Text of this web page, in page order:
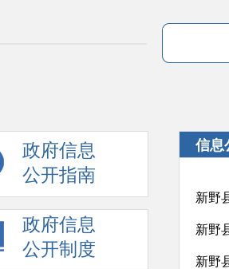
政府信息
公开指南
政府信息
公开制度
信息
新野
新野
新野